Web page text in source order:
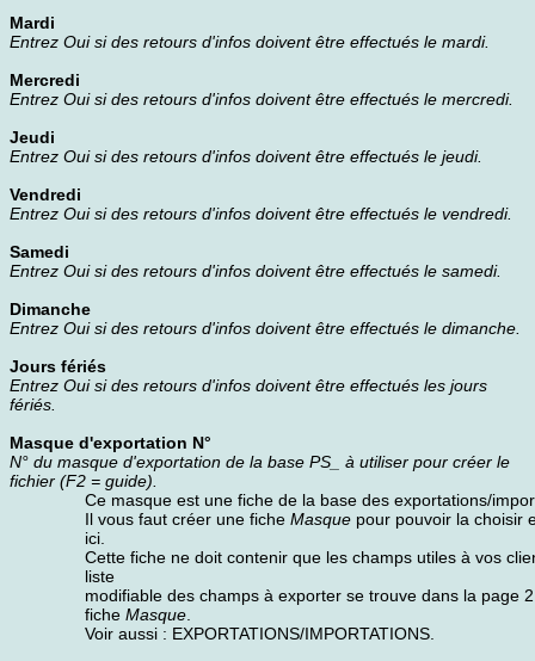
Mardi
Entrez Oui si des retours d'infos doivent être effectués le mardi.
Mercredi
Entrez Oui si des retours d'infos doivent être effectués le mercredi.
Jeudi
Entrez Oui si des retours d'infos doivent être effectués le jeudi.
Vendredi
Entrez Oui si des retours d'infos doivent être effectués le vendredi.
Samedi
Entrez Oui si des retours d'infos doivent être effectués le samedi.
Dimanche
Entrez Oui si des retours d'infos doivent être effectués le dimanche.
Jours fériés
Entrez Oui si des retours d'infos doivent être effectués les jours
fériés.
Masque d'exportation N°
N° du masque d'exportation de la base PS_ à utiliser pour créer le
fichier (F2 = guide).
Ce masque est une fiche de la base des exportations/
Il vous faut créer une fiche Masque pour pouvoir la choisir
ici.
Cette fiche ne doit contenir que les champs utiles à vos
liste
modifiable des champs à exporter se trouve dans la page
fiche Masque
Voir aussi : EXPORTATIONS/IMPORTATIONS.